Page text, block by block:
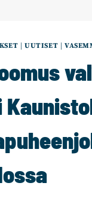
UUTISET